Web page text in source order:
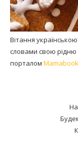
Вітання
словами свою рідню
порталом Mamabook